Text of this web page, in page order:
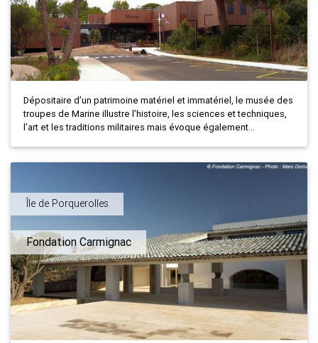
Dépositaire d’un patrimoine matériel et immatériel, le musée des
troupes de Marine illustre l’histoire, les sciences et techniques,
l’art et les traditions militaires mais évoque également...
Île de Porquerolles
Fondation Carmignac